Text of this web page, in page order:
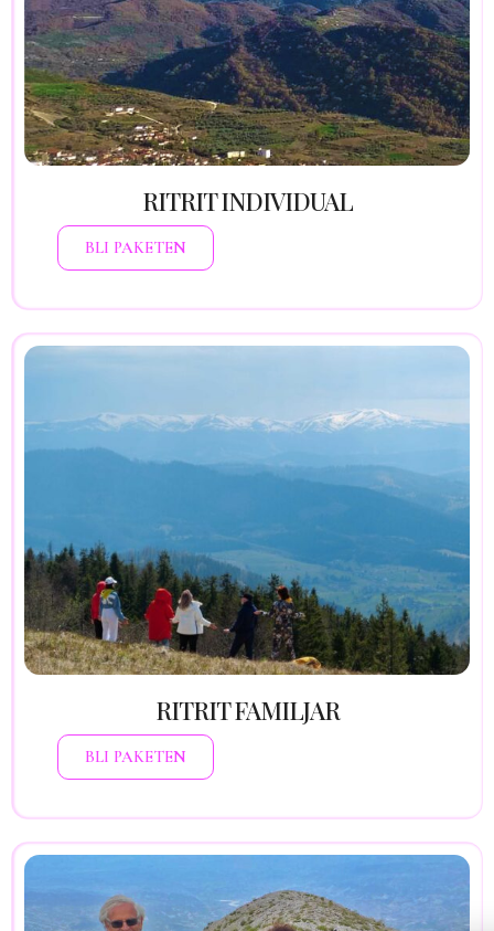
RITRIT INDIVIDUAL
transformimi të thellë. Çlirohen ngarkesa
karmike, trauma emocionale dhe bllokime që
pengojnë rrjedhën e jetës. Aktivizohen
intuita, dhuntitë e shpirtit dhe lidhja me
thelbin tënd. Një rikthim në vetvete – aty ku
drita bëhet udhërrëfyesi yt.
Kontributi: 600 €
BLI PAKETEN
RITRIT FAMILJAR
por edhe forca që mund t’i shërojë
Një proces transformimi shpirtëror në malin
e shenjtë, ku çlirohen energjitë e trashëguara,
padukshme dhe hapet një rrugë më e pastër
për ty, fëmijët dhe brezat që do të vijnë. Një
shkëputje e vetëdijshme nga zinxhirët e së
shkuarës – për të mos trashëguar më plagë,
por paqe dhe vetëdije.
Kontributi: 1200 €
BLI PAKETEN